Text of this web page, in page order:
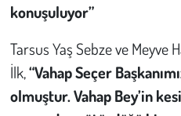
konuşuluyor”
Tarsus Yaş Sebze ve Meyve
İlk,“Vahap Seçer
olmuştur. Vahap Bey’in